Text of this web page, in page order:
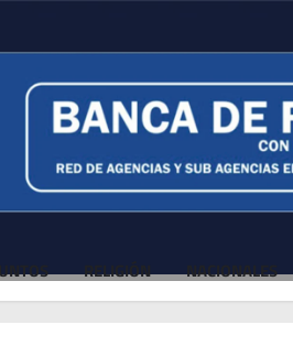
RELIGIÓN NACIONALES